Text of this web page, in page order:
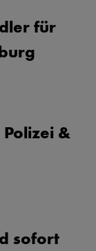
für
&
sofort